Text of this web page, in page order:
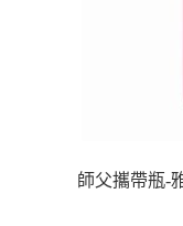
師父攜帶瓶-